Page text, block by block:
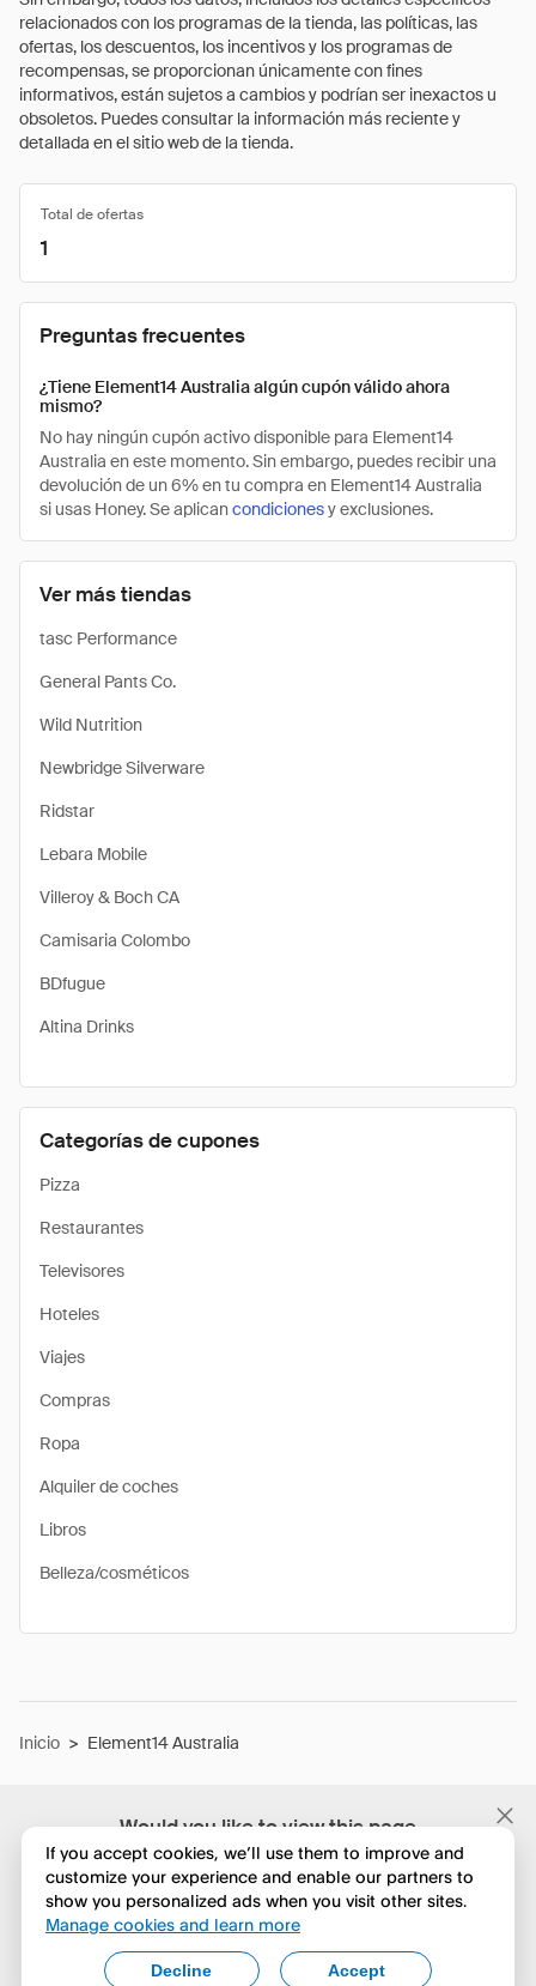
Would you like to view this page
in English?
No, seguir navegando
Yes, change to English
relacionados con los programas de la tienda, las políticas, las
ofertas, los descuentos, los incentivos y los programas de
recompensas, se proporcionan únicamente con fines
informativos, están sujetos a cambios y podrían ser inexactos u
obsoletos. Puedes consultar la información más reciente y
detallada en el sitio web de la tienda.
Ver más tiendas
tasc Performance
General Pants Co.
Wild Nutrition
Newbridge Silverware
Ridstar
Lebara Mobile
Villeroy & Boch CA
Camisaria Colombo
BDfugue
Altina Drinks
Categorías de cupones
Pizza
Restaurantes
Televisores
Hoteles
Viajes
Compras
Ropa
Alquiler de coches
Libros
Belleza/cosméticos
Total de ofertas
1
Preguntas frecuentes
¿Tiene Element14 Australia algún cupón válido ahora
mismo?
No hay ningún cupón activo disponible para Element14
Australia en este momento. Sin embargo, puedes recibir una
devolución de un 6% en tu compra en Element14 Australia
si usas Honey. Se aplicancondicionesy exclusiones.
Inicio > Element14 Australia
If you accept cookies, we’ll use them to improve and
customize your experience and enable our partners to
show you personalized ads when you visit other sites.
Manage cookies and learn more
Accept
Decline